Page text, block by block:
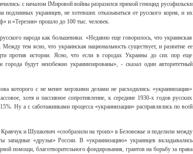
с началом IМировой войны разразился прямой геноцид русофильски
подлинных украинцев, не хотевших отказываться от русского корня, и их
и «Терезин» прошло до 100 тыс. человек.
народа как большевики. «Недавно еще говорилось, что украинская
тем ясно, что украинская национальность существует, и развитие ее
против истории. Ясно, что если в городах Украины до сих пор еще
будут неизбежно украинизированы», - сказал один авторитетный
которого с не менее мерзкими делами не расходились: «украинизация»
хотя и пассивное сопротивление, к середине 1930-х годов русских
Ну а с саботажниками процесса «украинизации» расправлялись по всей
и Шушкевич «сообразили на троих» в Беловежье и поделили между
западные «друзья» России. В «украинизацию» украинцев вкладывались
помощи, благотворительного фондирования, грантов на борьбу за права